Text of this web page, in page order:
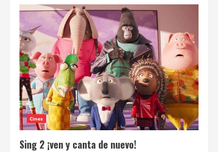
Cine
para
toda
la
familia
durante
vacaciones
de
invierno
en
el
Cine
York
Cines
Sing 2 ¡ven y canta de nuevo!